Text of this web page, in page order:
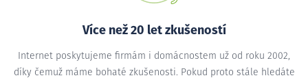
Více než 20 let zkušeností
Internet poskytujeme firmám i domácnostem už od roku 2002,
díky čemuž máme bohaté zkušenosti. Pokud proto stále hledáte